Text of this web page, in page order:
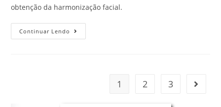
obtenção da harmonização facial.
Continuar Lendo
1 2 3